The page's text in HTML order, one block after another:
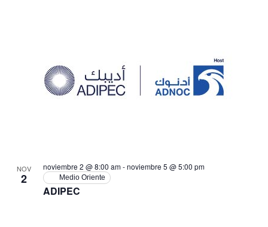
NOV
2
ADIPEC
noviembre 2 @ 8:00 am-noviembre 5 @ 5:00 pm
Medio Oriente